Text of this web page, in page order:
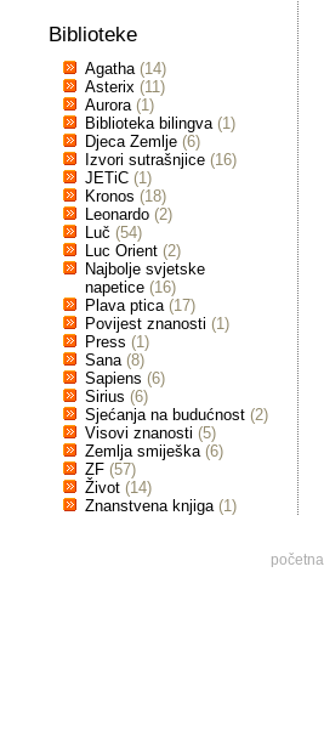
Biblioteke
Agatha (14)
Asterix (11)
Aurora (1)
Biblioteka bilingva (1)
Djeca Zemlje (6)
Izvori sutrašnjice (16)
JETiC (1)
Kronos (18)
Leonardo (2)
Luč (54)
Luc Orient (2)
Najbolje svjetske
napetice (16)
Plava ptica (17)
Povijest znanosti (1)
Press (1)
Sana (8)
Sapiens (6)
Sirius (6)
Sjećanja na budućnost (2)
Visovi znanosti (5)
Zemlja smiješka (6)
ZF (57)
Život (14)
Znanstvena knjiga (1)
početna